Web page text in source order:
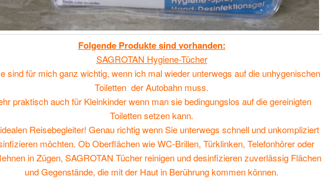
Folgende Produkte sind vorhanden:
SAGROTAN Hygiene-Tücher
sind für mich ganz wichtig, wenn ich mal wieder unterwegs auf die unhygenischen
Toiletten der Autobahn muss.
praktisch auch für Kleinkinder wenn man sie bedingungslos auf die gereinigten
Toiletten setzen kann.
Reisebegleiter! Genau richtig wenn Sie unterwegs schnell und unkompliziert
möchten. Ob Oberflächen wie WC-Brillen, Türklinken, Telefonhörer oder
in Zügen, SAGROTAN Tücher reinigen und desinfizieren zuverlässig Flächen
und Gegenstände, die mit der Haut in Berührung kommen können.